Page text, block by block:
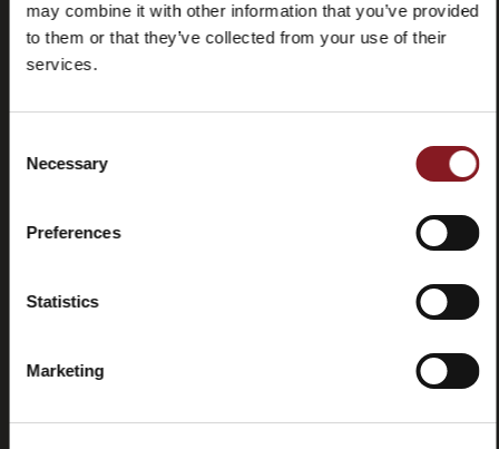
may combine it with other information that you’ve provided
to them or that they’ve collected from your use of their
services.
Selection
Necessary
Preferences
Statistics
Marketing